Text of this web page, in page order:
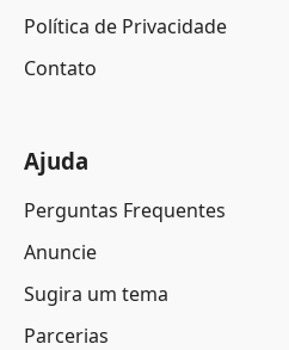
Política de Privacidade
Contato
Ajuda
Perguntas Frequentes
Anuncie
Sugira um tema
Parcerias